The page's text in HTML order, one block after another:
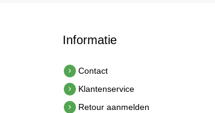
Informatie
Contact
Klantenservice
Retour aanmelden